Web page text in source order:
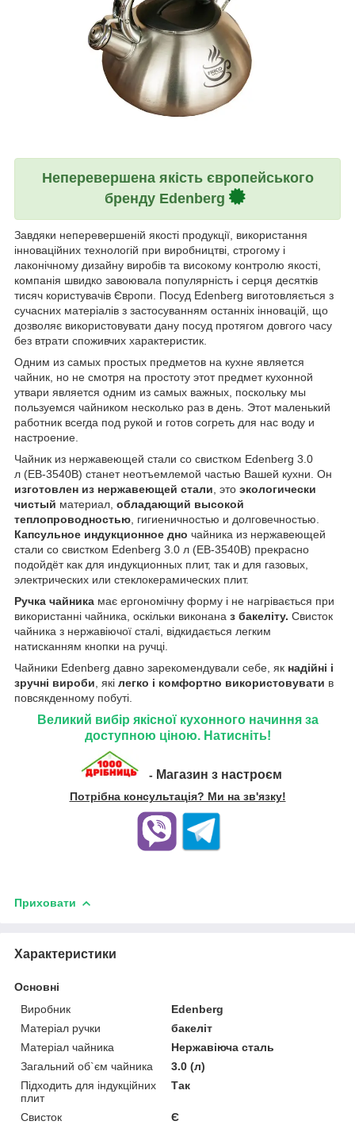
Неперевершена якість європейського
бренду Edenberg
Завдяки неперевершеній якості продукції, використання
інноваційних технологій при виробництві, строгому і
лаконічному дизайну виробів та високому контролю якості,
компанія швидко завоювала популярність і серця десятків
тисяч користувачів Європи. Посуд Edenberg виготовляється з
сучасних матеріалів з застосуванням останніх інновацій, що
дозволяє використовувати дану посуд протягом довгого часу
без втрати споживчих характеристик.
Одним из самых простых предметов на кухне является
чайник, но не смотря на простоту этот предмет кухонной
утвари является одним из самых важных, поскольку мы
пользуемся чайником несколько раз в день. Этот маленький
работник всегда под рукой и готов согреть для нас воду и
настроение.
Чайник из нержавеющей стали со свистком Edenberg 3.0
л (EB-3540B) станет неотъемлемой частью Вашей кухни. Он
изготовлен из нержавеющей стали, это экологически
чистый материал, обладающий высокой
теплопроводностью, гигиеничностью и долговечностью.
Капсульное индукционное дно чайника из нержавеющей
стали со свистком Edenberg 3.0 л (EB-3540B) прекрасно
подойдёт как для индукционных плит, так и для газовых,
электрических или стеклокерамических плит.
Ручка чайника має ергономічну форму і не нагрівається при
використанні чайника, оскільки виконана з бакеліту. Свисток
чайника з нержавіючої сталі, відкидається легким
натисканням кнопки на ручці.
Чайники Edenberg давно зарекомендували себе, як надійні і
зручні вироби, які легко і комфортно використовувати в
повсякденному побуті.
Великий вибір якісної кухонного начиння за
доступною ціною. Натисніть!
- Магазин з настроєм
Потрібна консультація? Ми на зв'язку!
Приховати
Характеристики
Основні
Виробник
Edenberg
Матеріал ручки
бакеліт
Матеріал чайника
Нержавіюча сталь
Загальний об`єм чайника
3.0 (л)
Підходить для індукційних
плит
Так
Свисток Є